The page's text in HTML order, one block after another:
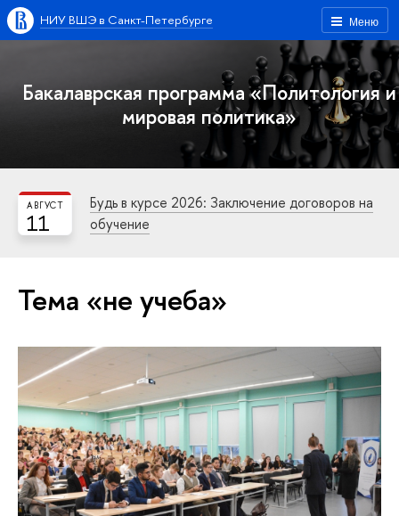
Меню
НИУ ВШЭ в Санкт-Петербурге
Бакалаврская программа «Политология и
мировая политика»
11
АВГУСТ
Будь в курсе 2026: Заключение договоров на
обучение
Тема «не учеба»